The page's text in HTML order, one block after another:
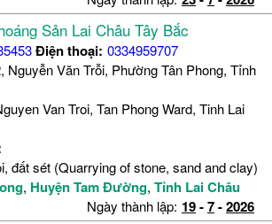
Sản Lai Châu Tây Bắc
Điện thoại: 0334959707
Nguyễn Văn Trỗi, Phường Tân Phong, Tỉnh
Van Troi, Tan Phong Ward, Tinh Lai
đất sét (Quarrying of stone, sand and clay)
, Huyện Tam Đường, Tỉnh Lai Châu
Ngày thành lập: 19-7-2026